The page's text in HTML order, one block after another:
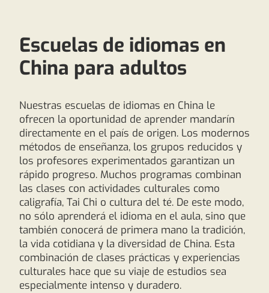
Escuelas de idiomas en
China para adultos
Nuestras escuelas de idiomas en China le
ofrecen la oportunidad de aprender mandarín
directamente en el país de origen. Los modernos
métodos de enseñanza, los grupos reducidos y
los profesores experimentados garantizan un
rápido progreso. Muchos programas combinan
las clases con actividades culturales como
caligrafía, Tai Chi o cultura del té. De este modo,
no sólo aprenderá el idioma en el aula, sino que
también conocerá de primera mano la tradición,
la vida cotidiana y la diversidad de China. Esta
combinación de clases prácticas y experiencias
culturales hace que su viaje de estudios sea
especialmente intenso y duradero.